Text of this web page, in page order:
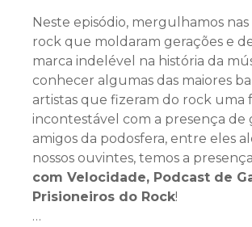
Neste episódio, mergulhamos
rock que moldaram gerações e
marca indelével na história da
conhecer algumas das maiores
artistas que fizeram do rock uma
incontestável com a presença de
amigos da podosfera, entre eles
nossos ouvintes, temos a
com Velocidade, Podcast de
Prisioneiros do Rock!
…